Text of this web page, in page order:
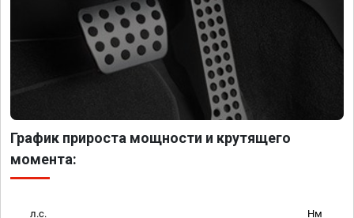
График прироста мощности и крутящего
момента:
л.с. Нм